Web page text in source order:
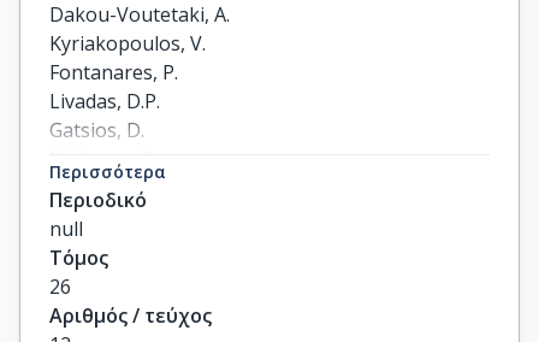
Dakou-Voutetaki, A.
Kyriakopoulos, V.
Fontanares, P.
Livadas, D.P.
Gatsios, D.
Malamos, B.
Περισσότερα
Περιοδικό
null
Τόμος
26
Αριθμός / τεύχος